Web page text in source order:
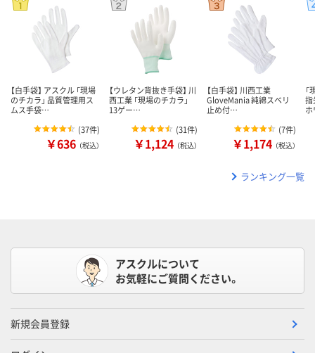
【白手袋】 アスクル 「現場
のチカラ」 品質管理用ス
ムス手袋…
(37件)
￥636 （税込）
【ウレタン背抜き手袋】 川
西工業 「現場のチカラ」
13ゲー…
(31件)
￥1,124 （税込）
【白手袋】 川西工業
GloveMania 純綿スベリ
止め付…
(7件)
￥1,174 （税込）
指
ランキング一覧
アスクルについて
お気軽にご質問ください。
新規会員登録